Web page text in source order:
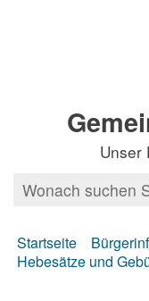
Unser
Startseite
Hebesätze und